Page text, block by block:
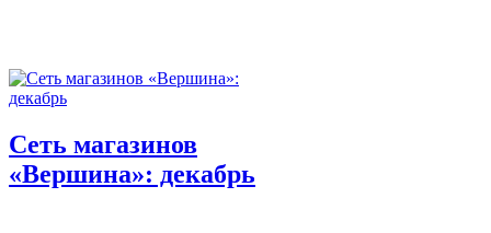
Сеть магазинов
«Вершина»: декабрь